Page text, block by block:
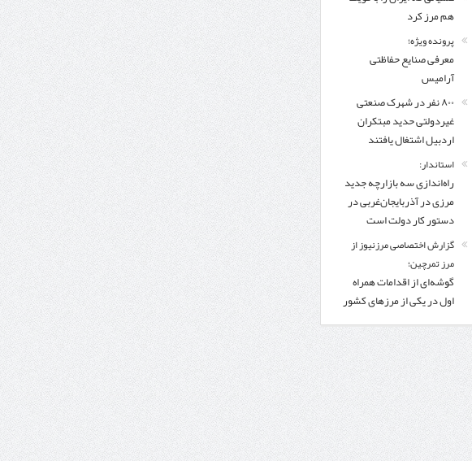
هم مرز کرد
پرونده ویژه؛
معرفی صنایع حفاظتی
آرامیس
۸۰۰ نفر در شهرک صنعتی
غیردولتی حدید مبتکران
اردبیل اشتغال یافتند
استاندار:
راه‌اندازی سه بازارچه جدید
مرزی در آذربایجان‌غربی در
دستور کار دولت است
گزارش اختصاصی مرزنیوز از
مرز تمرچین؛
گوشه‌ای از اقدامات همراه
اول در یکی از مرزهای کشور